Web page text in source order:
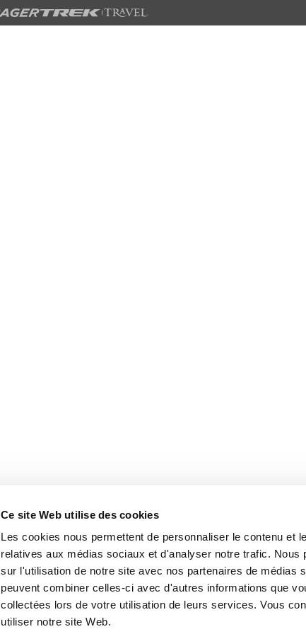
Ce site Web utilise des cookies
Les cookies nous permettent de personnaliser le contenu et
relatives aux médias sociaux et d'analyser notre trafic. Nous
sur l'utilisation de notre site avec nos partenaires de médias
peuvent combiner celles-ci avec d'autres informations que
collectées lors de votre utilisation de leurs services. Vous
utiliser notre site Web.